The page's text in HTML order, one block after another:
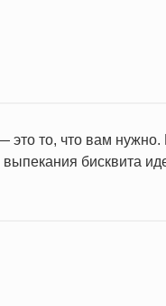
это то, что вам
бисквита